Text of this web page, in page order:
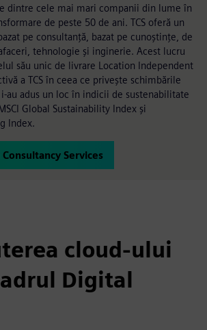
dintre cele mai mari companii din lume în
de peste 50 de ani. TCS oferă un
pe consultanță, bazat pe cunoștințe, de
tehnologie și inginerie. Acest lucru
său unic de livrare Location Independent
a TCS în ceea ce privește schimbările
au adus un loc în indicii de sustenabilitate
Global Sustainability Index și
Index.
Services
cloud-ului
Digital